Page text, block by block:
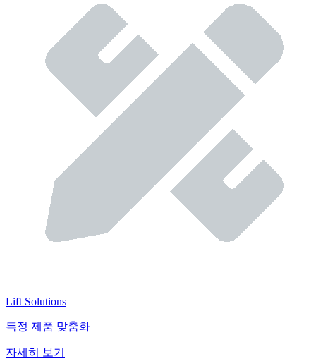
Lift Solutions
특정 제품 맞춤화
자세히 보기